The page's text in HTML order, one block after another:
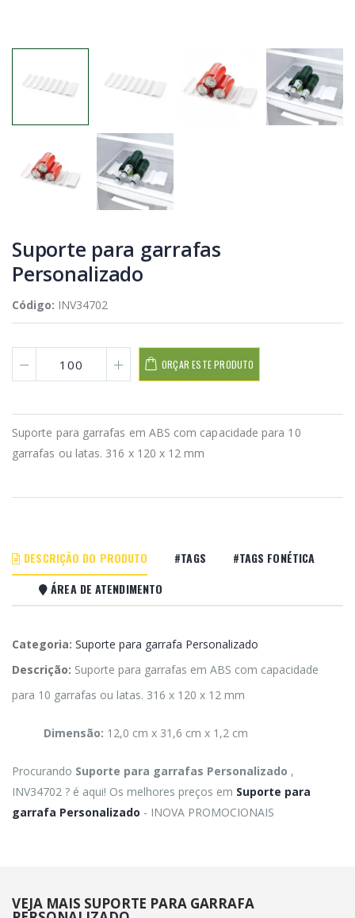
Suporte para garrafas
Personalizado
Código: INV34702
ORÇAR ESTE PRODUTO
Suporte para garrafas em ABS com capacidade para 10
garrafas ou latas. 316 x 120 x 12 mm
DESCRIÇÃO DO PRODUTO #TAGS
#TAGS FONÉTICA
ÁREA DE ATENDIMENTO
Categoria: Suporte para garrafa Personalizado
Descrição: Suporte para garrafas em ABS com capacidade
para 10 garrafas ou latas. 316 x 120 x 12 mm
Dimensão: 12,0 cm x 31,6 cm x 1,2 cm
Procurando Suporte para garrafas Personalizado ,
INV34702 ? é aqui! Os melhores preços em Suporte para
garrafa Personalizado - INOVA PROMOCIONAIS
VEJA MAIS SUPORTE PARA GARRAFA